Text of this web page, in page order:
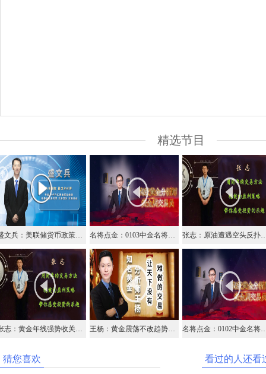
精选节目
盛文兵：美联储货币政策纪要来袭，美元97.00区域空 名将点金：0103中金名将在线视频直播黄金外汇原油 张志：原油遭遇空头反
张志：黄金年线强势收关，2020继续看涨 王杨：黄金震荡不改趋势，早盘1518现价直接多！ 名将点金：0102中金名将在
猜您喜欢 看过的人还看